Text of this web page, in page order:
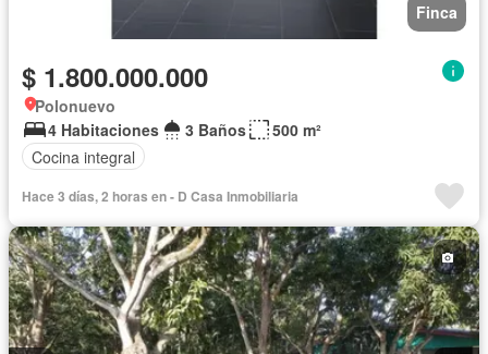
Finca
$ 1.800.000.000
Polonuevo
4 Habitaciones
3 Baños
500 m²
Cocina integral
Hace 3 días, 2 horas en - D Casa Inmobiliaria